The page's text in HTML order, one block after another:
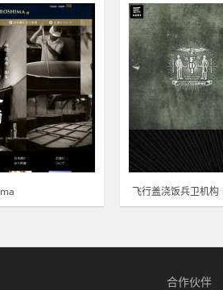
飞行盖浇饭兵卫机构
合作伙伴